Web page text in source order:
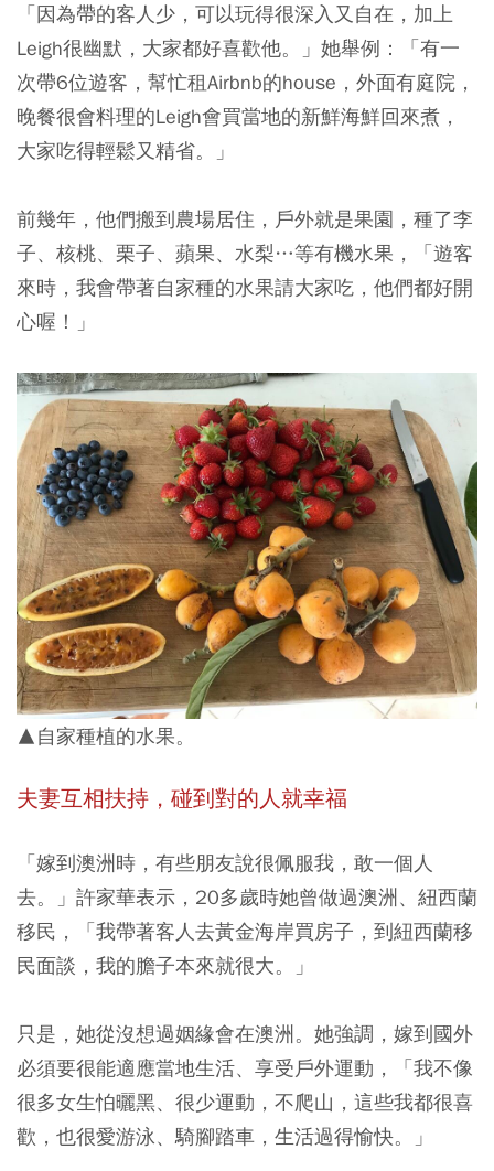
「因為帶的客人少，可以玩得很深入又自在，加上
Leigh很幽默，大家都好喜歡他。」她舉例：「有一
次帶6位遊客，幫忙租Airbnb的house，外面有庭院，
晚餐很會料理的Leigh會買當地的新鮮海鮮回來煮，
大家吃得輕鬆又精省。」
前幾年，他們搬到農場居住，戶外就是果園，種了李
子、核桃、栗子、蘋果、水梨…等有機水果，「遊客
來時，我會帶著自家種的水果請大家吃，他們都好開
心喔！」
▲自家種植的水果。
夫妻互相扶持，碰到對的人就幸福
「嫁到澳洲時，有些朋友說很佩服我，敢一個人
去。」許家華表示，20多歲時她曾做過澳洲、紐西蘭
移民，「我帶著客人去黃金海岸買房子，到紐西蘭移
民面談，我的膽子本來就很大。」
只是，她從沒想過姻緣會在澳洲。她強調，嫁到國外
必須要很能適應當地生活、享受戶外運動，「我不像
很多女生怕曬黑、很少運動，不爬山，這些我都很喜
歡，也很愛游泳、騎腳踏車，生活過得愉快。」